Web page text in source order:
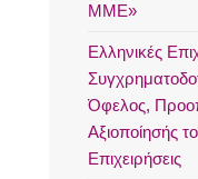
ΜΜΕ»
Ελληνικές
Όφελος,
Αξιοποίησής
Επιχειρήσεις